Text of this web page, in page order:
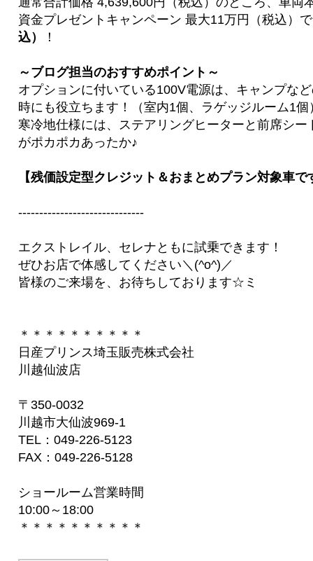
資金プレゼントキャンペーン 最大11万円（税込）
込）
！
～ブログ担当のおすすめポイント～
オプションに付いている100V電源は、キャンプな
時にも役立ちます！（室内1個、ラゲッジルーム1個
寒冷地仕様には、ステアリングヒーターと前席シ
がポカポカあったか♪
【残価設定型クレジット＆おまとめプラン対象車で
------------------------------
エクストレイル、セレナともに試乗できます！
ぜひお店で体感してください＼(^o^)／
皆様のご来場を、お待ちしております☆ミ
＊＊＊＊＊＊＊＊＊＊
日産プリンス埼玉販売株式会社
川越仙波店
〒350-0032
川越市大仙波969-1
TEL：049-226-5123
FAX：049-226-5128
ショールーム営業時間
10:00～18:00
＊＊＊＊＊＊＊＊＊＊